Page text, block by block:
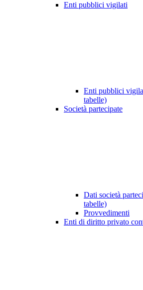
Enti pubblici vigilati
Enti pubblici
tabelle)
Società partecipate
Dati società
tabelle)
Provvedimenti
Enti di diritto privato